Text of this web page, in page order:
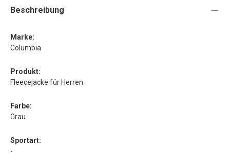
Beschreibung
Marke:
Columbia
Produkt:
Fleecejacke für Herren
Farbe:
Grau
Sportart:
-